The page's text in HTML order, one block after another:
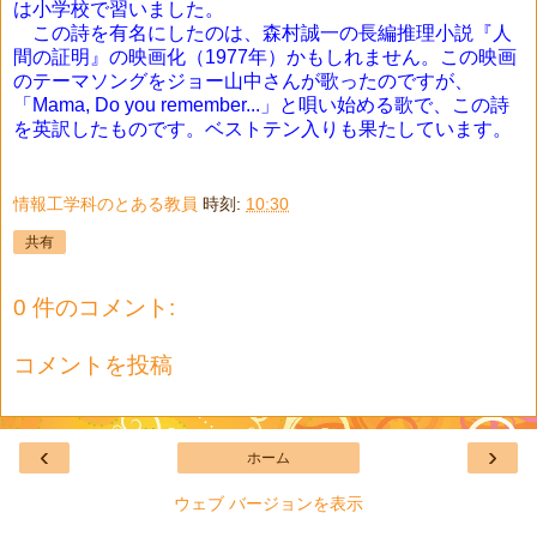
は小学校で習いました。
この詩を有名にしたのは、森村誠一の長編推理小説『人
間の証明』の映画化（1977年）かもしれません。この映画
のテーマソングをジョー山中さんが歌ったのですが
「Mama, Do you remember...」と唄い始める歌で、この詩
を英訳したものです。 ベストテン入りも果たしています。
情報工学科のとある教員 時刻: 10:30
共有
0 件のコメント:
コメントを投稿
‹ ›
ホーム
ウェブ バージョンを表示